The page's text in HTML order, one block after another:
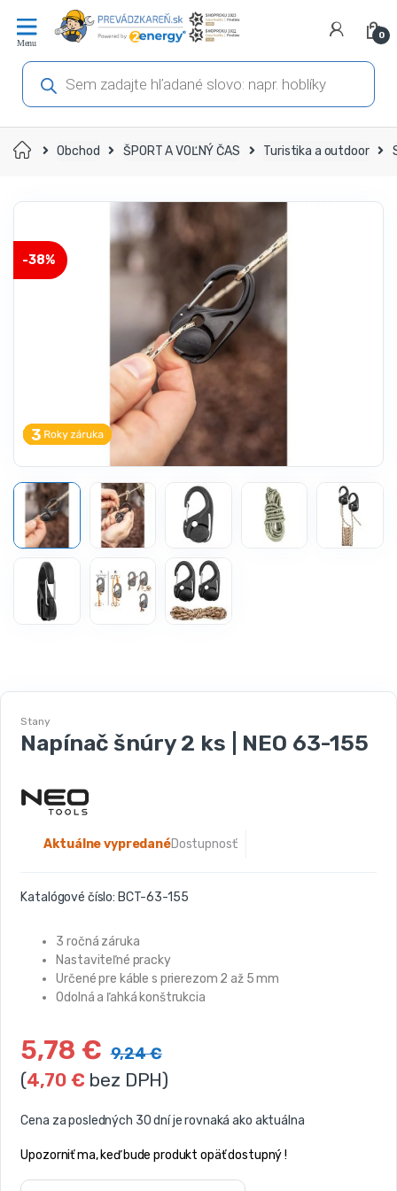
navigáciu
obsah
0
Products
search
Domov Obchod ŠPORT A VOĽNÝ ČAS Turistika a outdoor
-38%
Stany
Napínač šnúry 2 ks | NEO 63-155
Dostupnosť:
Aktuálne vypredané
Katalógové číslo: BCT-63-155
3 ročná záruka
Nastaviteľné pracky
Určené pre káble s prierezom 2 až 5 mm
Odolná a ľahká konštrukcia
5,78 € 9,24€
(4,70 € bez DPH)
Cena za posledných 30 dní je rovnaká ako aktuálna
Upozorniť ma, keď bude produkt opäť dostupný !